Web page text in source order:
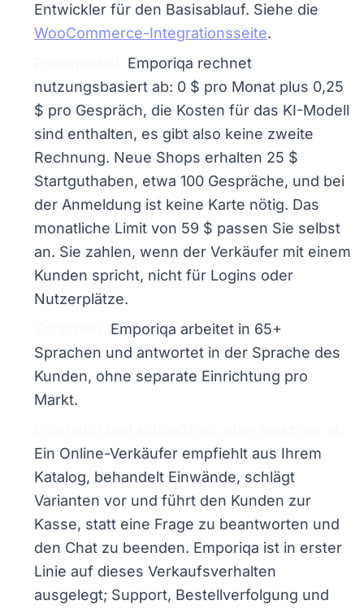
Entwickler für den Basisablauf. Siehe die
WooCommerce-Integrationsseite.
Emporiqa rechnet
nutzungsbasiert ab: 0 $ pro Monat plus 0,25
$ pro Gespräch, die Kosten für das KI-Modell
sind enthalten, es gibt also keine zweite
Rechnung. Neue Shops erhalten 25 $
Startguthaben, etwa 100 Gespräche, und bei
der Anmeldung ist keine Karte nötig. Das
monatliche Limit von 59 $ passen Sie selbst
an. Sie zahlen, wenn der Verkäufer mit einem
Kunden spricht, nicht für Logins oder
Nutzerplätze.
Emporiqa arbeitet in 65+
Sprachen und antwortet in der Sprache des
Kunden, ohne separate Einrichtung pro
Markt.
Ein Online-Verkäufer empfiehlt aus Ihrem
Katalog, behandelt Einwände, schlägt
Varianten vor und führt den Kunden zur
Kasse, statt eine Frage zu beantworten und
den Chat zu beenden. Emporiqa ist in erster
Linie auf dieses Verkaufsverhalten
ausgelegt; Support, Bestellverfolgung und